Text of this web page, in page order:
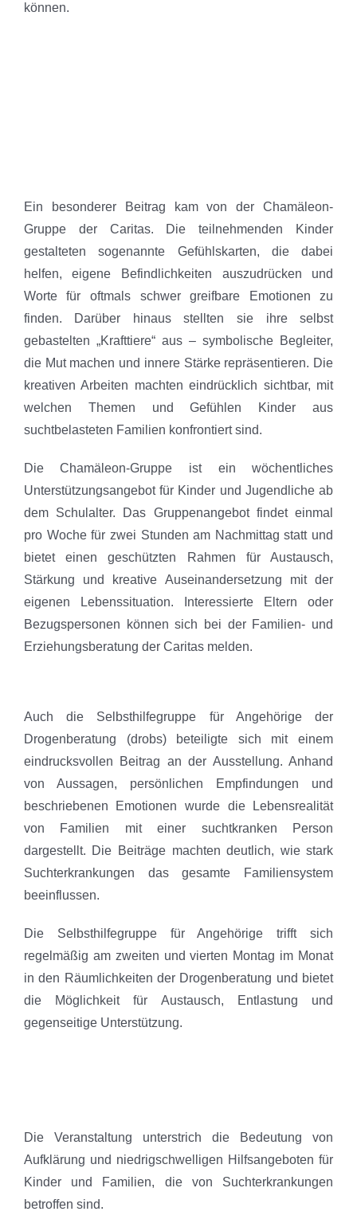
können.
Ein besonderer Beitrag kam von der Chamäleon-
Gruppe der Caritas. Die teilnehmenden Kinder
gestalteten sogenannte Gefühlskarten, die dabei
helfen, eigene Befindlichkeiten auszudrücken und
Worte für oftmals schwer greifbare Emotionen zu
finden. Darüber hinaus stellten sie ihre selbst
gebastelten „Krafttiere“ aus – symbolische Begleiter,
die Mut machen und innere Stärke repräsentieren. Die
kreativen Arbeiten machten eindrücklich sichtbar, mit
welchen Themen und Gefühlen Kinder aus
suchtbelasteten Familien konfrontiert sind.
Die Chamäleon-Gruppe ist ein wöchentliches
Unterstützungsangebot für Kinder und Jugendliche ab
dem Schulalter. Das Gruppenangebot findet einmal
pro Woche für zwei Stunden am Nachmittag statt und
bietet einen geschützten Rahmen für Austausch,
Stärkung und kreative Auseinandersetzung mit der
eigenen Lebenssituation. Interessierte Eltern oder
Bezugspersonen können sich bei der Familien- und
Erziehungsberatung der Caritas melden.
Auch die Selbsthilfegruppe für Angehörige der
Drogenberatung (drobs) beteiligte sich mit einem
eindrucksvollen Beitrag an der Ausstellung. Anhand
von Aussagen, persönlichen Empfindungen und
beschriebenen Emotionen wurde die Lebensrealität
von Familien mit einer suchtkranken Person
dargestellt. Die Beiträge machten deutlich, wie stark
Suchterkrankungen das gesamte Familiensystem
beeinflussen.
Die Selbsthilfegruppe für Angehörige trifft sich
regelmäßig am zweiten und vierten Montag im Monat
in den Räumlichkeiten der Drogenberatung und bietet
die Möglichkeit für Austausch, Entlastung und
gegenseitige Unterstützung.
Die Veranstaltung unterstrich die Bedeutung von
Aufklärung und niedrigschwelligen Hilfsangeboten für
Kinder und Familien, die von Suchterkrankungen
betroffen sind.